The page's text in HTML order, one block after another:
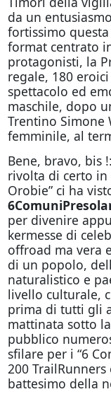
da un
fortissimo
format centrato
protagonisti, la
regale, 180
spettacolo ed
maschile, dopo
Trentino Simone
femminile, al
Bene, bravo, bis
rivolta di certo in
Orobie” ci ha
per divenire
kermesse di
offroad ma vera
di un popolo,
naturalistico e
livello culturale,
prima di tutti gli
mattinata sotto
pubblico
sfilare per i “6
200
battesimo della